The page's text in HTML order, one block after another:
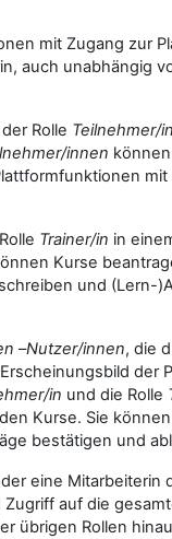
mit Zugang zur
auch unabhängig
Rolle Teilnehmer/
innen
mit
Trainer/in in
Kurse
und (Lern-
–Nutzer/innen, die
der
in und die Rolle
Kurse. Sie
bestätigen und
eine Mitarbeiterin
auf die
übrigen Rollen